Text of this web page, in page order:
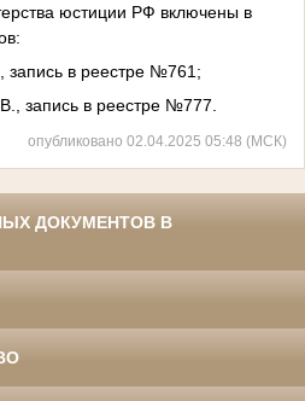
юстиции РФ включены в
запись в реестре №761;
запись в реестре №777.
опубликовано 02.04.2025 05:48 (МСК)
ДОКУМЕНТОВ В